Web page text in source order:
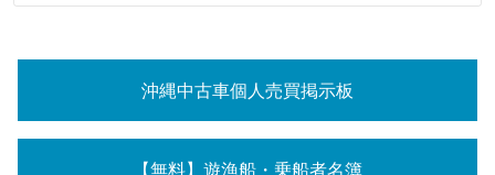
沖縄中古車個人売買掲示板
【無料】遊漁船・乗船者名簿